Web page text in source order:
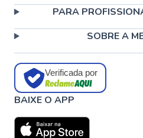
PARA
SOBRE A
Verificada por
BAIXE O APP